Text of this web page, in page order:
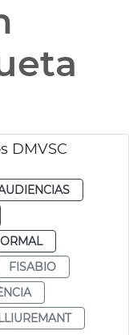
DMVSC
FISABIO